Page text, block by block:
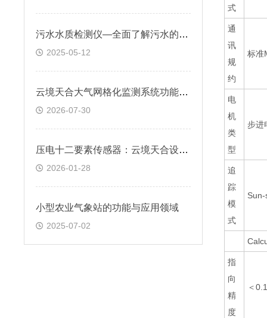
污水水质检测仪—全面了解污水的污染程度，为后续的污染治理提供有力支持
2025-05-12
云境天合大气网格化监测系统功能：准确反映区域环境空气质量状况及变化规律
2026-07-30
压电十二要素传感器：云境天合设备设计输出信号标配为RS485通讯接口
2026-01-28
小型农业气象站的功能与应用领域
2025-07-02
式
通
讯
规
约
标准
电
机
类
型
步进
追
踪
模
式
指
向
精
度
＜